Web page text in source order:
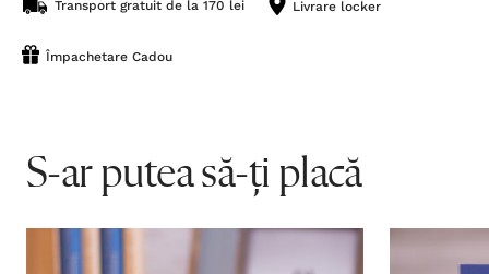
Transport gratuit de la 170 lei Livrare locker
Împachetare Cadou
S-ar putea să-ți placă